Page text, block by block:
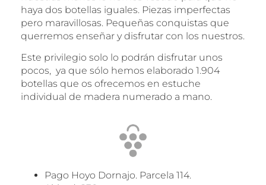
haya dos botellas iguales. Piezas imperfectas
pero maravillosas. Pequeñas conquistas que
querremos enseñar y disfrutar con los nuestros.
Este privilegio solo lo podrán disfrutar unos
pocos, ya que sólo hemos elaborado 1.904
botellas que os ofrecemos en estuche
individual de madera numerado a mano.
Pago Hoyo Dornajo. Parcela 114.